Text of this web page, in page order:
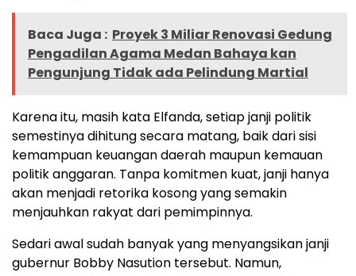
Baca Juga : Proyek 3 Miliar Renovasi Gedung
Pengadilan Agama Medan Bahaya kan
Pengunjung Tidak ada Pelindung Martial
Karena itu, masih kata Elfanda, setiap janji politik
semestinya dihitung secara matang, baik dari sisi
kemampuan keuangan daerah maupun kemauan
politik anggaran. Tanpa komitmen kuat, janji hanya
akan menjadi retorika kosong yang semakin
menjauhkan rakyat dari pemimpinnya.
Sedari awal sudah banyak yang menyangsikan janji
gubernur Bobby Nasution tersebut. Namun,